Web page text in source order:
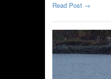
Read Post →